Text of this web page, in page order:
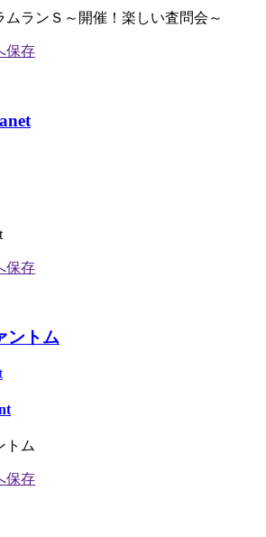
ムランＳ～開催！楽しい査問会～
ントム
トム